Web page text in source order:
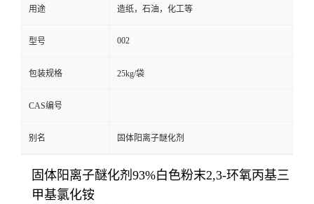
用途 造纸，石油，化工等
型号 002
包装规格 25kg/袋
CAS编号
别名 固体阳离子醚化剂
固体阳离子醚化剂93%白色粉末2,3-环氧丙基三
甲基氯化铵